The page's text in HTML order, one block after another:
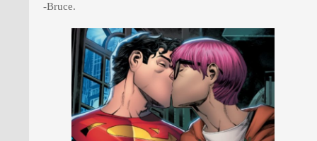
-Bruce.